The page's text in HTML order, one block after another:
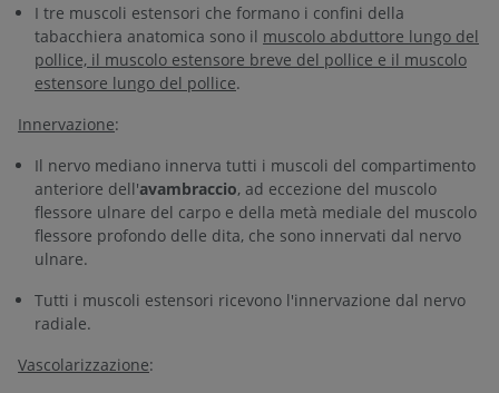
I tre muscoli estensori che formano i confini della
tabacchiera anatomica sono il muscolo abduttore lungo del
pollice, il muscolo estensore breve del pollice e il muscolo
estensore lungo del pollice.
Innervazione:
Il nervo mediano innerva tutti i muscoli del compartimento
anteriore dell'avambraccio, ad eccezione del muscolo
flessore ulnare del carpo e della metà mediale del muscolo
flessore profondo delle dita, che sono innervati dal nervo
ulnare.
Tutti i muscoli estensori ricevono l'innervazione dal nervo
radiale.
Vascolarizzazione: